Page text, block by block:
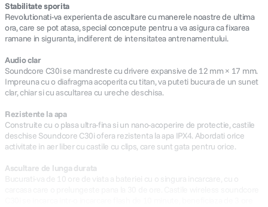
Stabilitate sporita
Revolutionati-va experienta de ascultare cu manerele noastre de ultima
ora, care se pot atasa, special concepute pentru a va asigura ca fixarea
ramane in siguranta, indiferent de intensitatea antrenamentului.
Audio clar
Soundcore C30i se mandreste cu drivere expansive de 12 mm × 17 mm.
Impreuna cu o diafragma acoperita cu titan, va puteti bucura de un sunet
clar, chiar si cu ascultarea cu ureche deschisa.
Rezistente la apa
Construite cu o plasa ultra-fina si un nano-acoperire de protectie, castile
deschise Soundcore C30i ofera rezistenta la apa IPX4. Abordati orice
activitate in aer liber cu castile cu clips, care sunt gata pentru orice.
Ascultare de lunga durata
Bucurati-va de 10 ore de viata a bateriei cu o singura incarcare, cu o